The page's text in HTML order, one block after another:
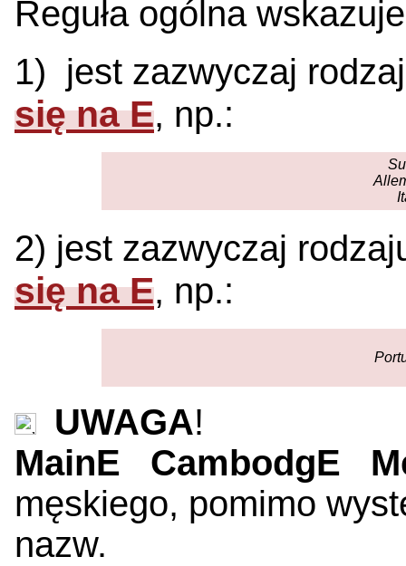
Reguła ogólna
1) jest zazwyczaj
się na E, np.:
2) jest zazwyczaj
się na E, np.:
UWAGA!
MainE CambodgE
męskiego, pomimo
nazw.